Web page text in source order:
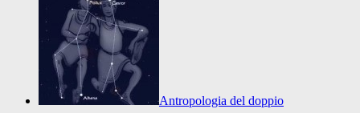
Antropologia del doppio